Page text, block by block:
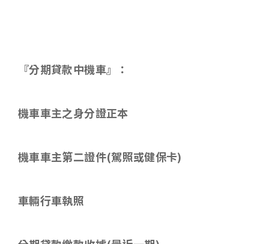
『分期貸款中機車』：
機車車主之身分證正本
機車車主第二證件(駕照或健保卡)
車輛行車執照